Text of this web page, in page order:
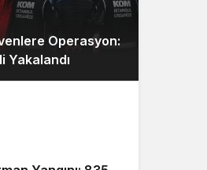
seçin.
Operasyon:
Yakalandı